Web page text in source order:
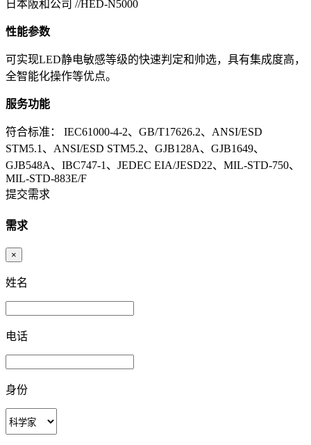
日本阪和公司 //HED-N5000
性能参数
可实现LED静电敏感等级的快速判定和帅选，具有集成度高，
全智能化操作等优点。
服务功能
符合标准： IEC61000-4-2、GB/T17626.2、ANSI/ESD
STM5.1、ANSI/ESD STM5.2、GJB128A、GJB1649、
GJB548A、IBC747-1、JEDEC EIA/JESD22、MIL-STD-750、
MIL-STD-883E/F
提交需求
需求
×
姓名
电话
身份